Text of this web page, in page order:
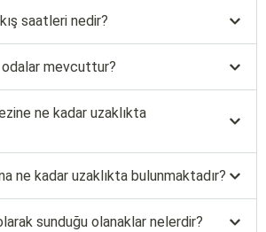
saatleri nedir?
mevcuttur?
ne kadar uzaklıkta
ne kadar uzaklıkta bulunmaktadır?
sunduğu olanaklar nelerdir?